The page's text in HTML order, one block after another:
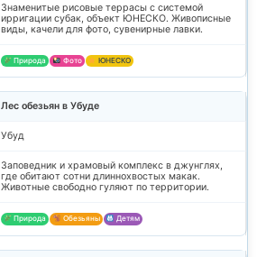
Знаменитые рисовые террасы с системой
ирригации субак, объект ЮНЕСКО. Живописные
виды, качели для фото, сувенирные лавки.
Природа Фото ЮНЕСКО
Лес обезьян в Убуде
Убуд
Заповедник и храмовый комплекс в джунглях,
где обитают сотни длиннохвостых макак.
Животные свободно гуляют по территории.
Природа Обезьяны Детям